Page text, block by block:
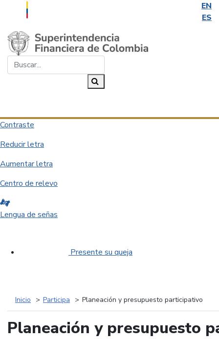
EN
ES
Saltar al contenido principal
Contraste
Reducir letra
Aumentar letra
Centro de relevo
Lengua de señas
Presente su queja
Inicio Participa Planeación y presupuesto participativo
Planeación y presupuesto